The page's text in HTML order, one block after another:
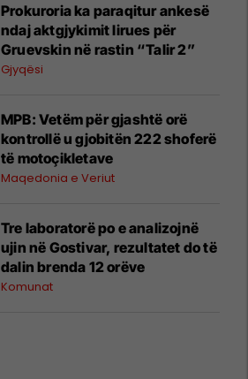
Prokuroria ka paraqitur ankesë
ndaj aktgjykimit lirues për
Gruevskin në rastin “Talir 2”
Gjyqësi
MPB: Vetëm për gjashtë orë
kontrollë u gjobitën 222 shoferë
të motoçikletave
Maqedonia e Veriut
Tre laboratorë po e analizojnë
ujin në Gostivar, rezultatet do të
dalin brenda 12 orëve
Komunat